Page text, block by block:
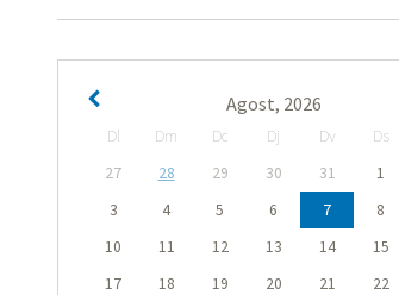
Agost, 2026
Dl Dm Dc Dj Dv Ds
27
28 29 30 31 1
3
4 5 6 7 8
10
11 12 13 14 15
17
18 19 20 21 22